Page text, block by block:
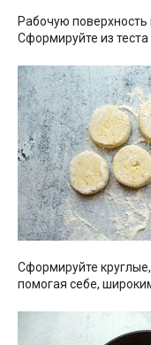
Рабочую
Сформируйте из теста
Сформируйте
помогая себе,